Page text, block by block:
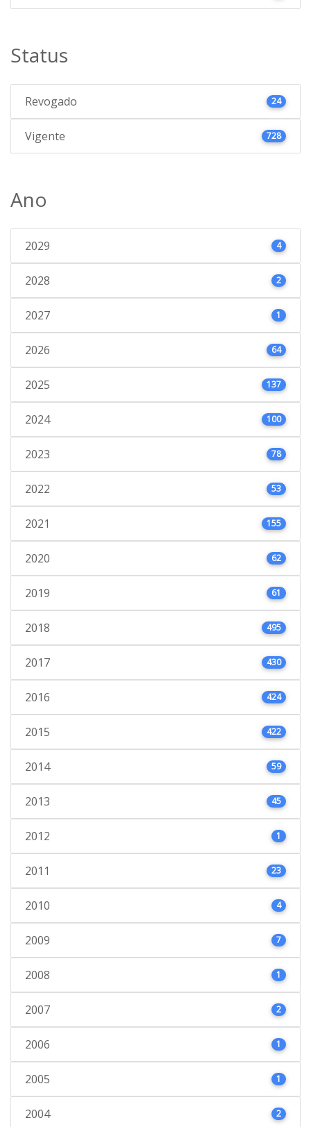
Status
Revogado 24
Vigente 728
Ano
2029 4
2028 2
2027 1
2026 64
2025 137
2024 100
2023 78
2022 53
2021 155
2020 62
2019 61
2018 495
2017 430
2016 424
2015 422
2014 59
2013 45
2012 1
2011 23
2010 4
2009 7
2008 1
2007 2
2006 1
2005 1
2004 2